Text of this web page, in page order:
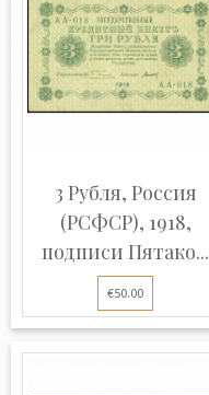
3 Рубля, Россия
(РСФСР), 1918,
подписи Пятако...
€50.00